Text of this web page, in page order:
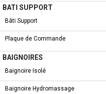
BATI SUPPORT
Bâti Support
Plaque de Commande
BAIGNOIRES
Baignoire Isolé
Baignoire Hydromassage
A PROPOS
Qui Sommes-Nous ?